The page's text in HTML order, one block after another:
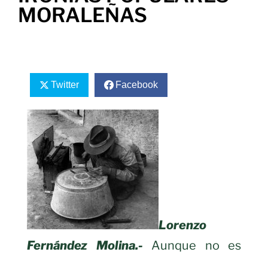
MORALEÑAS
Twitter Facebook
Lorenzo
Fernández Molina.-
Aunque no es